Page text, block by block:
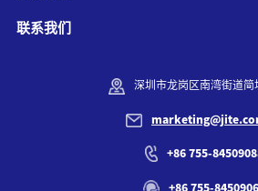
联系我们
深圳市龙岗区南湾街道简
+86 755-
+86 755-